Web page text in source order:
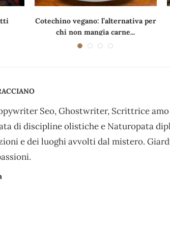
Cotechino vegano: l’alternativa per
chi non mangia carne...
Seo, Ghostwriter, Scrittrice
di discipline olistiche e Naturopata
e dei luoghi avvolti dal mistero.